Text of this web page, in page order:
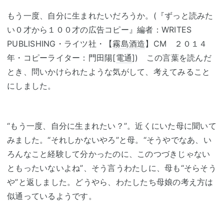
もう一度、自分に生まれたいだろうか。(『ずっと読みた
い０才から１００才の広告コピー』編者：WRITES
PUBLISHING・ライツ社・【霧島酒造】CM ２０１４
年・コピーライター：門田陽[電通]) この言葉を読んだ
とき、問いかけられたような気がして、考えてみること
にしました。
“もう一度、自分に生まれたい？”。近くにいた母に聞いて
みました。“それしかないやろ”と母。“そうやでなあ、い
ろんなこと経験して分かったのに、このつづきじゃない
ともったいないよね”、そう言うわたしに、母も“そらそう
や”と返しました。どうやら、わたしたち母娘の考え方は
似通っているようです。